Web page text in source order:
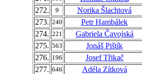
272.
9
Norika Šlachtová
273. 240
Petr Hambálek
274. 221
Gabriela Čavojská
275. 563
Jonáš Pištík
276. 196
Josef Třikač
277. 646
Adéla Zítková